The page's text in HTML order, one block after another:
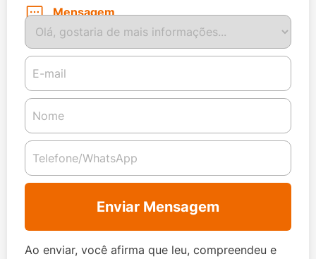
Mensagem
Enviar Mensagem
Ao enviar, você afirma que leu, compreendeu e